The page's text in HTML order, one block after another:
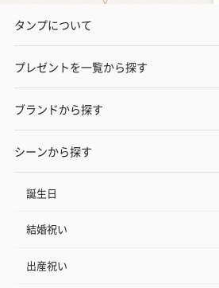
タンプについて
プレゼントを一覧から探す
ブランドから探す
シーンから探す
誕生日
結婚祝い
出産祝い